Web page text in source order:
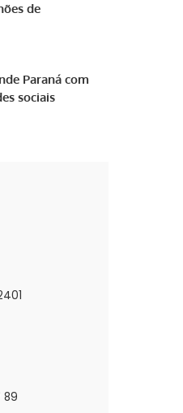
de
Paraná com
sociais
89